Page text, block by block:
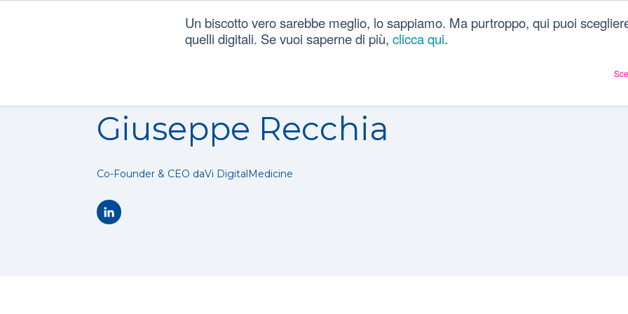
Un biscotto vero sarebbe meglio, lo sappiamo. Ma purtroppo, qui puoi
quelli digitali. Se vuoi saperne di più, clicca qui.
Chi siamo Dizionario Articoli sulla salute
Giuseppe Recchia
Co-Founder & CEO daVi DigitalMedicine